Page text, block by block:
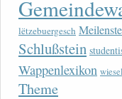
lëtzebuergesch
Schlußstein
Wappenlexikon
Theme